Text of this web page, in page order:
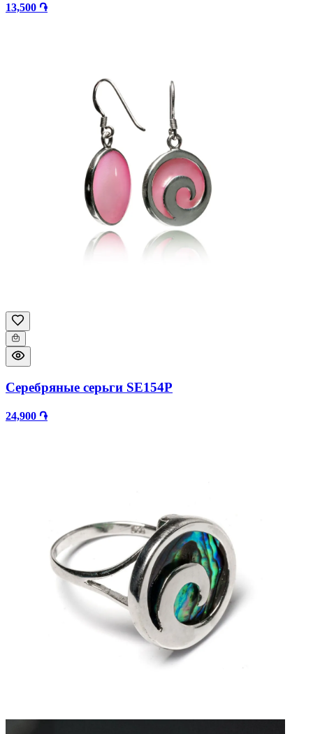
13,500 ֏
Серебряные серьги SE154P
24,900 ֏